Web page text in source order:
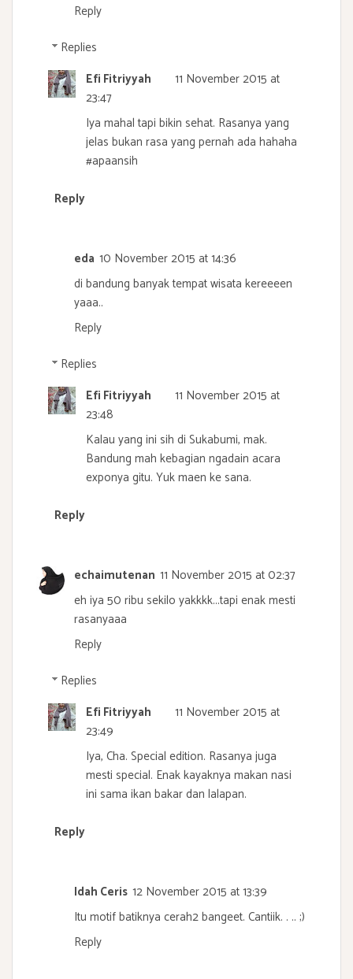
Reply
Replies
Efi Fitriyyah
11 November 2015 at
23:47
Iya mahal tapi bikin sehat. Rasanya yang
jelas bukan rasa yang pernah ada hahaha
#apaansih
Reply
eda 10 November 2015 at 14:36
di bandung banyak tempat wisata kereeeen
yaaa..
Reply
Replies
Efi Fitriyyah
11 November 2015 at
23:48
Kalau yang ini sih di Sukabumi, mak.
Bandung mah kebagian ngadain acara
exponya gitu. Yuk maen ke sana.
Reply
echaimutenan 11 November 2015 at 02:37
eh iya 50 ribu sekilo yakkkk...tapi enak mesti
rasanyaaa
Reply
Replies
Efi Fitriyyah
11 November 2015 at
23:49
Iya, Cha. Special edition. Rasanya juga
mesti special. Enak kayaknya makan nasi
ini sama ikan bakar dan lalapan.
Reply
Idah Ceris 12 November 2015 at 13:39
Itu motif batiknya cerah2 bangeet. Cantiik. . .. ;)
Reply